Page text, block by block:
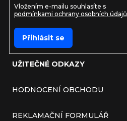
UŽITEČNÉ ODKAZY
HODNOCENÍ OBCHODU
REKLAMAČNÍ FORMULÁŘ
Vložením e-mailu souhlasíte s
podmínkami ochrany osobních údajů
Přihlásit se